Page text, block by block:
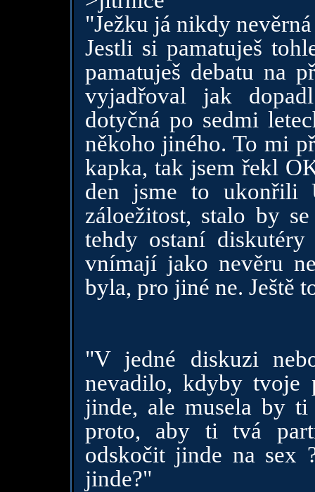
"Ježku já nikdy
Jestli si pamatuješ
pamatuješ debatu na
vyjadřoval jak
dotyčná po sedmi
někoho jiného. To mi
kapka, tak jsem řekl
den jsme to ukonřili
záloežitost, stalo by
tehdy ostaní
vnímají jako nevěru
byla, pro jiné ne. Ještě
"V jedné diskuzi
nevadilo, kdyby tvoje
jinde, ale musela by
proto, aby ti tvá
odskočit jinde na sex
jinde?"